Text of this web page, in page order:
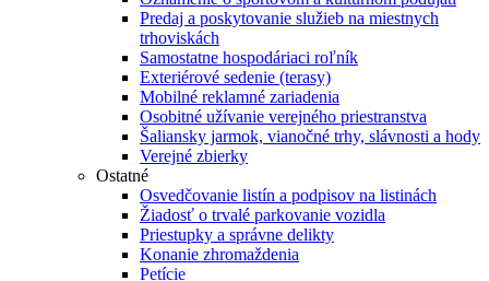
Predaj a poskytovanie služieb na miestnych
trhoviskách
Samostatne hospodáriaci roľník
Exteriérové sedenie (terasy)
Mobilné reklamné zariadenia
Osobitné užívanie verejného priestranstva
Šaliansky jarmok, vianočné trhy, slávnosti a hody
Verejné zbierky
Ostatné
Osvedčovanie listín a podpisov na listinách
Žiadosť o trvalé parkovanie vozidla
Priestupky a správne delikty
Konanie zhromaždenia
Petície